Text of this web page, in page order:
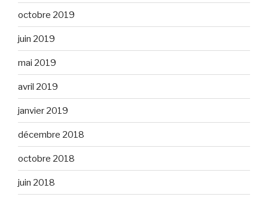
octobre 2019
juin 2019
mai 2019
avril 2019
janvier 2019
décembre 2018
octobre 2018
juin 2018